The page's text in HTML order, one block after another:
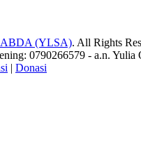
(YLSA). All Rights
0790266579 - a.n. Yulia
| Donasi